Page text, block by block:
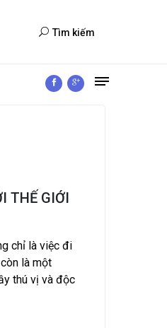
Tìm kiếm
THẾ GIỚI
chỉ là việc đi
là một
thú vị và độc